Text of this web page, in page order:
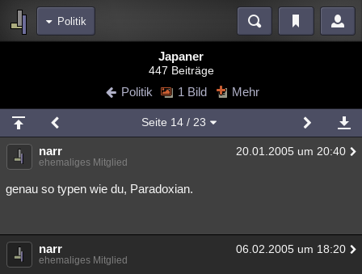
Politik
Blogs Videos
Chat Wiki Neuigkeiten
meine Rubriken
Menschen Mystery Kriminalfälle
Spiritualität Verschwörungen
weitere Rubriken
Philosophie Träume
Japaner
447 Beiträge
Politik 1 Bild Mehr
Seite 14/ 23
narr 20.01.2005 um 20:40
ehemaliges Mitglied
genau so typen wie du, Paradoxian.
narr 06.02.2005 um 18:20
ehemaliges Mitglied